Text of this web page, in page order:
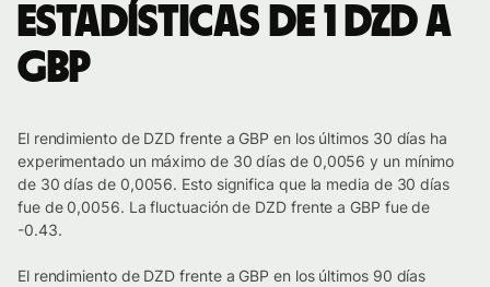
Estadísticas de 1 DZD a
GBP
El rendimiento de DZD frente a GBP en los últimos 30 días ha
experimentado un máximo de 30 días de 0,0056 y un mínimo
de 30 días de 0,0056. Esto significa que la media de 30 días
fue de 0,0056. La fluctuación de DZD frente a GBP fue de
-0.43.
El rendimiento de DZD frente a GBP en los últimos 90 días